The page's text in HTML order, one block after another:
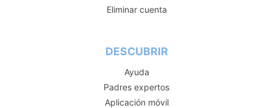
Eliminar cuenta
DESCUBRIR
Ayuda
Padres expertos
Aplicación móvil